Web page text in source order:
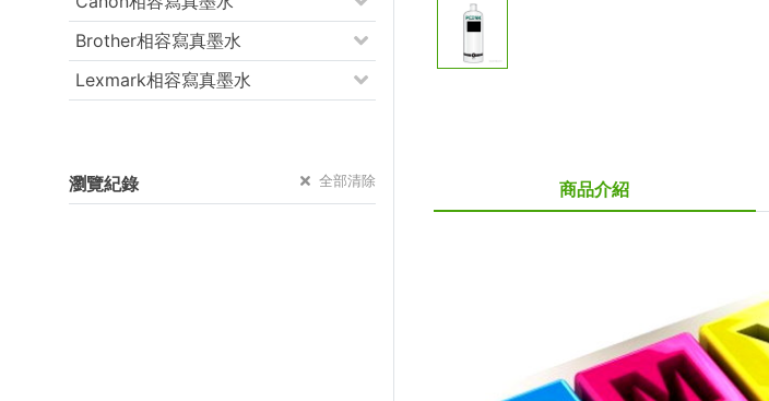
Brother相容寫真墨水
Lexmark相容寫真墨水
瀏覽紀錄 全部清除 商品介紹